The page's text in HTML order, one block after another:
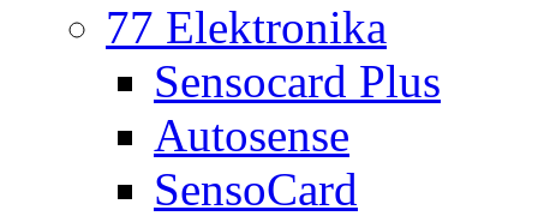
77 Elektronika
Sensocard Plus
Autosense
SensoCard